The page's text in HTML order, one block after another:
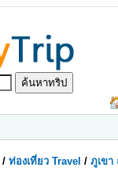
/ท่องเที่ยว Travel /ภูเขา